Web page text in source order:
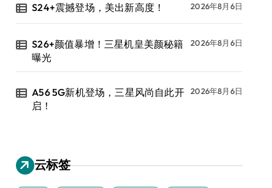
S24+震撼登场，美出新高度！ 2026年8月6日
S26+颜值暴增！三星机皇美颜秘籍
曝光
2026年8月6日
A56 5G新机登场，三星风尚自此开
启！
2026年8月6日
云标签